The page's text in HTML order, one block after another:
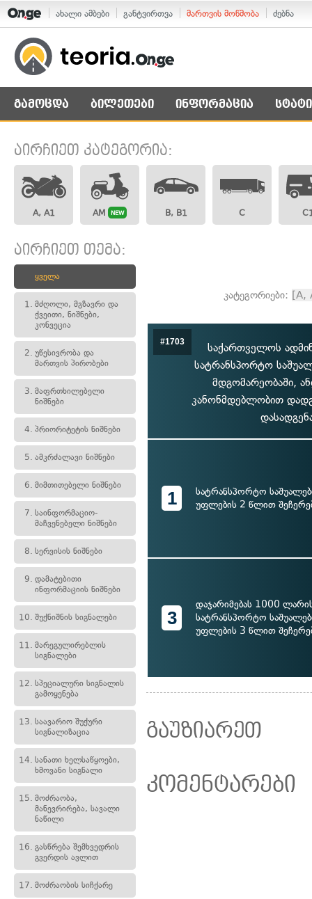
ახალი ამბები განტვირთვა მართვის მოწმობა ძებნა
გამოცდა ბილეთები ინფორმაცია
აირჩიეთ კატეგორია:
A, A1 AM NEW B, B1 C
აირჩიეთ თემა:
ყველა
1. მძღოლი, მგზავრი და
ქვეითი, ნიშნები,
კონვეცია
2. უწესივრობა და
მართვის პირობები
3. მაფრთხილებელი
ნიშნები
4. პრიორიტეტის ნიშნები
5. ამკრძალავი ნიშნები
6. მიმთითებელი ნიშნები
7. საინფორმაციო-
მაჩვენებელი ნიშნები
8. სერვისის ნიშნები
9. დამატებითი
ინფორმაციის ნიშნები
10. შუქნიშნის სიგნალები
11. მარეგულირებლის
სიგნალები
12. სპეციალური სიგნალის
გამოყენება
13. საავარიო შუქური
სიგნალიზაცია
14. სანათი ხელსაწყოები,
ხმოვანი სიგნალი
15. მოძრაობა,
მანევრირება, სავალი
ნაწილი
16. გასწრება შემხვედრის
გვერდის ავლით
17. მოძრაობის სიჩქარე
კატეგორიები: [A,
#1703
საქართველოს
სატრანსპორტო
მდგომარეობაში,
კანონმდებლობით
1
სატრანსპორტო
უფლების 2 წლით
3
დაჯარიმებას 1000
სატრანსპორტო
უფლების 3 წლით
გაუზიარეთ
კომენტარები